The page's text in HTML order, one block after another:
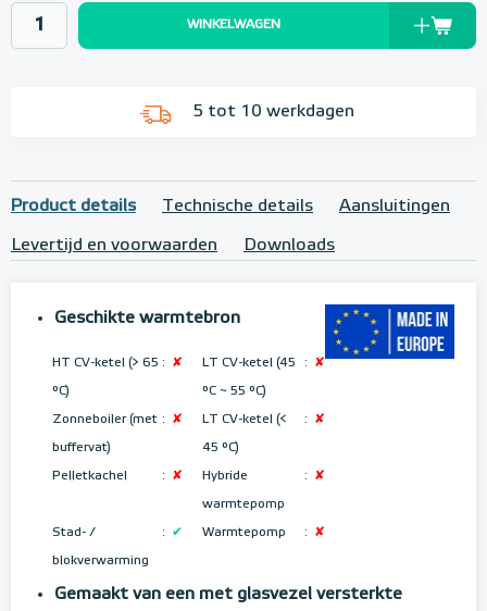
WINKELWAGEN
5 tot 10 werkdagen
Product details Technische details Aansluitingen
Levertijd en voorwaarden Downloads
Geschikte warmtebron
HT CV-ketel (> 65
°C)
: ✘ LT CV-ketel (45
°C ~ 55 °C)
: ✘
Zonneboiler (met
buffervat)
: ✘ LT CV-ketel (<
45 °C)
: ✘
Pelletkachel : ✘ Hybride
warmtepomp
: ✘
Stad- /
blokverwarming
: ✔ Warmtepomp : ✘
Gemaakt van een met glasvezel versterkte